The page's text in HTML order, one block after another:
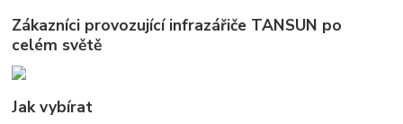
Zákazníci provozující infrazářiče TANSUN po
celém světě
Jak vybírat